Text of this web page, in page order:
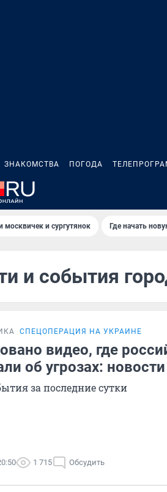
ЗНАКОМСТВА ПОГОДА
москвичек и сургутянок Где начать
и события
СПЕЦОПЕРАЦИЯ НА УКРАИНЕ
видео, где
об угрозах:
за последние сутки
1 715 Обсудить